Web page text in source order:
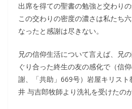
出席を得ての聖書の勉強と交わりの
この交わりの密度の濃さは私たち
なったと感謝は尽きない。
兄の信仰生活について言えば、兄
ぐり合った終生の友の感化で（信
謝、「共助」669号）岩屋キリス
井 与吉郎牧師より洗礼を受けたの